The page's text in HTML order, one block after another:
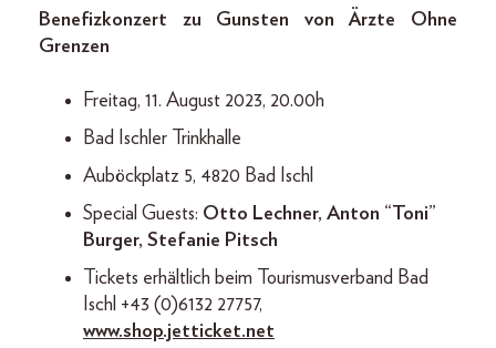
Benefizkonzert zu Gunsten von Ärzte Ohne
Grenzen
Freitag, 11. August 2023, 20.00h
Bad Ischler Trinkhalle
Auböckplatz 5, 4820 Bad Ischl
Special Guests: Otto Lechner, Anton “Toni”
Burger, Stefanie Pitsch
Tickets erhältlich beim Tourismusverband Bad
Ischl +43 (0)6132 27757,
www.shop.jetticket.net